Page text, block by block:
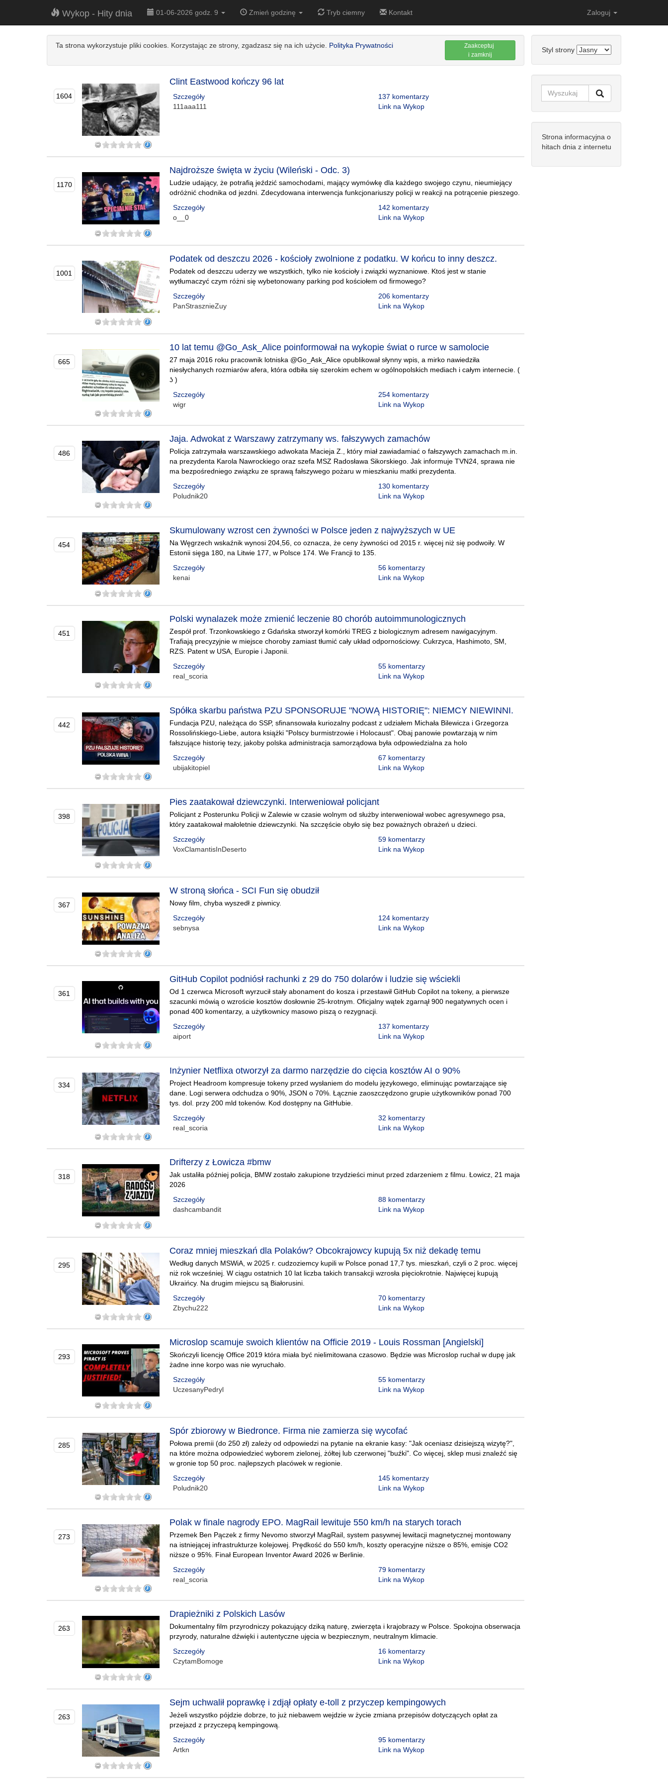
Wykop - Hity dnia 01-06-2026 godz. 9 Zmień godzinę Tryb ciemny Kontakt Zaloguj
Ta strona wykorzystuje pliki cookies. Korzystając ze strony, zgadzasz się na ich użycie. Polityka Prywatności
Zaakceptuj
i zamknij
1604
Clint Eastwood kończy 96 lat
Szczegóły
111aaa111
137 komentarzy
Link na Wykop
1170
Najdroższe święta w życiu (Wileński - Odc. 3)
Ludzie udający, że potrafią jeździć samochodami, mający wymówkę dla każdego swojego czynu, nieumiejący
odróżnić chodnika od jezdni. Zdecydowana interwencja funkcjonariuszy policji w reakcji na potrącenie pieszego.
Szczegóły
o__0
142 komentarzy
Link na Wykop
1001
Podatek od deszczu 2026 - kościoły zwolnione z podatku. W końcu to inny deszcz.
Podatek od deszczu uderzy we wszystkich, tylko nie kościoły i związki wyznaniowe. Ktoś jest w stanie
wytłumaczyć czym różni się wybetonowany parking pod kościołem od firmowego?
Szczegóły
PanStrasznieZuy
206 komentarzy
Link na Wykop
665
10 lat temu @Go_Ask_Alice poinformował na wykopie świat o rurce w samolocie
27 maja 2016 roku pracownik lotniska @Go_Ask_Alice opublikował słynny wpis, a mirko nawiedziła
niesłychanych rozmiarów afera, która odbiła się szerokim echem w ogólnopolskich mediach i całym internecie. (
ʖ )
Szczegóły
wigr
254 komentarzy
Link na Wykop
486
Jaja. Adwokat z Warszawy zatrzymany ws. fałszywych zamachów
Policja zatrzymała warszawskiego adwokata Macieja Z., który miał zawiadamiać o fałszywych zamachach m.in.
na prezydenta Karola Nawrockiego oraz szefa MSZ Radosława Sikorskiego. Jak informuje TVN24, sprawa nie
ma bezpośredniego związku ze sprawą fałszywego pożaru w mieszkaniu matki prezydenta.
Szczegóły
Poludnik20
130 komentarzy
Link na Wykop
454
Skumulowany wzrost cen żywności w Polsce jeden z najwyższych w UE
Na Węgrzech wskaźnik wynosi 204,56, co oznacza, że ceny żywności od 2015 r. więcej niż się podwoiły. W
Estonii sięga 180, na Litwie 177, w Polsce 174. We Francji to 135.
Szczegóły
kenai
56 komentarzy
Link na Wykop
451
Polski wynalazek może zmienić leczenie 80 chorób autoimmunologicznych
Zespół prof. Trzonkowskiego z Gdańska stworzył komórki TREG z biologicznym adresem nawigacyjnym.
Trafiają precyzyjnie w miejsce choroby zamiast tłumić cały układ odpornościowy. Cukrzyca, Hashimoto, SM,
RZS. Patent w USA, Europie i Japonii.
Szczegóły
real_scoria
55 komentarzy
Link na Wykop
442
Spółka skarbu państwa PZU SPONSORUJE "NOWĄ HISTORIĘ": NIEMCY NIEWINNI.
Fundacja PZU, należąca do SSP, sfinansowała kuriozalny podcast z udziałem Michała Bilewicza i Grzegorza
Rossolińskiego-Liebe, autora książki "Polscy burmistrzowie i Holocaust". Obaj panowie powtarzają w nim
fałszujące historię tezy, jakoby polska administracja samorządowa była odpowiedzialna za holo
Szczegóły
ubijakitopiel
67 komentarzy
Link na Wykop
398
Pies zaatakował dziewczynki. Interweniował policjant
Policjant z Posterunku Policji w Zalewie w czasie wolnym od służby interweniował wobec agresywnego psa,
który zaatakował małoletnie dziewczynki. Na szczęście obyło się bez poważnych obrażeń u dzieci.
Szczegóły
VoxClamantisInDeserto
59 komentarzy
Link na Wykop
367
W stroną słońca - SCI Fun się obudził
Nowy film, chyba wyszedł z piwnicy.
Szczegóły
sebnysa
124 komentarzy
Link na Wykop
361
GitHub Copilot podniósł rachunki z 29 do 750 dolarów i ludzie się wściekli
Od 1 czerwca Microsoft wyrzucił stały abonament do kosza i przestawił GitHub Copilot na tokeny, a pierwsze
szacunki mówią o wzroście kosztów dosłownie 25-krotnym. Oficjalny wątek zgarnął 900 negatywnych ocen i
ponad 400 komentarzy, a użytkownicy masowo piszą o rezygnacji.
Szczegóły
aiport
137 komentarzy
Link na Wykop
334
Inżynier Netflixa otworzył za darmo narzędzie do cięcia kosztów AI o 90%
Project Headroom kompresuje tokeny przed wysłaniem do modelu językowego, eliminując powtarzające się
dane. Logi serwera odchudza o 90%, JSON o 70%. Łącznie zaoszczędzono grupie użytkowników ponad 700
tys. dol. przy 200 mld tokenów. Kod dostępny na GitHubie.
Szczegóły
real_scoria
32 komentarzy
Link na Wykop
318
Drifterzy z Łowicza #bmw
Jak ustaliła później policja, BMW zostało zakupione trzydzieści minut przed zdarzeniem z filmu. Łowicz, 21 maja
2026
Szczegóły
dashcambandit
88 komentarzy
Link na Wykop
295
Coraz mniej mieszkań dla Polaków? Obcokrajowcy kupują 5x niż dekadę temu
Według danych MSWiA, w 2025 r. cudzoziemcy kupili w Polsce ponad 17,7 tys. mieszkań, czyli o 2 proc. więcej
niż rok wcześniej. W ciągu ostatnich 10 lat liczba takich transakcji wzrosła pięciokrotnie. Najwięcej kupują
Ukraińcy. Na drugim miejscu są Białorusini.
Szczegóły
Zbychu222
70 komentarzy
Link na Wykop
293
Microslop scamuje swoich klientów na Officie 2019 - Louis Rossman [Angielski]
Skończyli licencję Office 2019 która miała być nielimitowana czasowo. Będzie was Microslop ruchał w dupę jak
żadne inne korpo was nie wyruchało.
Szczegóły
UczesanyPedryl
55 komentarzy
Link na Wykop
285
Spór zbiorowy w Biedronce. Firma nie zamierza się wycofać
Połowa premii (do 250 zł) zależy od odpowiedzi na pytanie na ekranie kasy: "Jak oceniasz dzisiejszą wizytę?",
na które można odpowiedzieć wyborem zielonej, żółtej lub czerwonej "buźki". Co więcej, sklep musi znaleźć się
w gronie top 50 proc. najlepszych placówek w regionie.
Szczegóły
Poludnik20
145 komentarzy
Link na Wykop
273
Polak w finale nagrody EPO. MagRail lewituje 550 km/h na starych torach
Przemek Ben Pączek z firmy Nevomo stworzył MagRail, system pasywnej lewitacji magnetycznej montowany
na istniejącej infrastrukturze kolejowej. Prędkość do 550 km/h, koszty operacyjne niższe o 85%, emisje CO2
niższe o 95%. Finał European Inventor Award 2026 w Berlinie.
Szczegóły
real_scoria
79 komentarzy
Link na Wykop
263
Drapieżniki z Polskich Lasów
Dokumentalny film przyrodniczy pokazujący dziką naturę, zwierzęta i krajobrazy w Polsce. Spokojna obserwacja
przyrody, naturalne dźwięki i autentyczne ujęcia w bezpiecznym, neutralnym klimacie.
Szczegóły
CzytamBomoge
16 komentarzy
Link na Wykop
263
Sejm uchwalił poprawkę i zdjął opłaty e-toll z przyczep kempingowych
Jeżeli wszystko pójdzie dobrze, to już niebawem wejdzie w życie zmiana przepisów dotyczących opłat za
przejazd z przyczepą kempingową.
Szczegóły
Artkn
95 komentarzy
Link na Wykop
Styl strony
Strona informacyjna o
hitach dnia z internetu